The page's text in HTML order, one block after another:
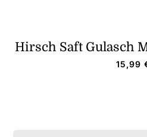
Hirsch Saft Gulasch
15,99